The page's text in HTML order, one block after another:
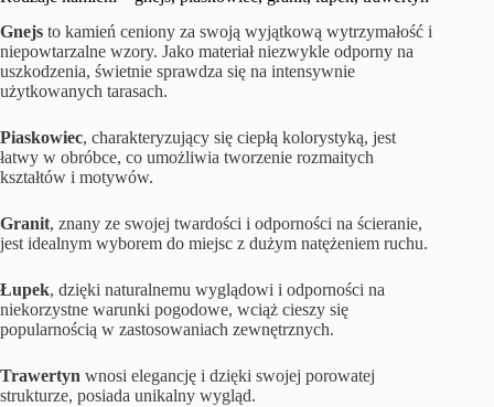
Gnejs to kamień ceniony za swoją wyjątkową wytrzymałość i
niepowtarzalne wzory. Jako materiał niezwykle odporny na
uszkodzenia, świetnie sprawdza się na intensywnie
użytkowanych tarasach.
Piaskowiec, charakteryzujący się ciepłą kolorystyką, jest
łatwy w obróbce, co umożliwia tworzenie rozmaitych
kształtów i motywów.
Granit, znany ze swojej twardości i odporności na ścieranie,
jest idealnym wyborem do miejsc z dużym natężeniem ruchu.
Łupek, dzięki naturalnemu wyglądowi i odporności na
niekorzystne warunki pogodowe, wciąż cieszy się
popularnością w zastosowaniach zewnętrznych.
Trawertyn wnosi elegancję i dzięki swojej porowatej
strukturze, posiada unikalny wygląd.